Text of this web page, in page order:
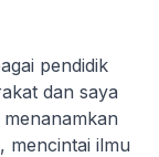
pendidik
dan saya
mencintai ilmu